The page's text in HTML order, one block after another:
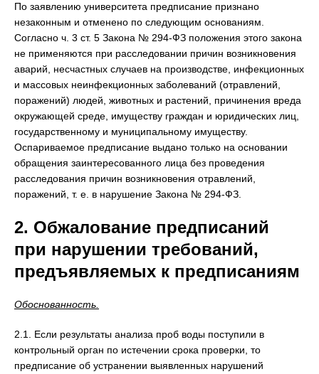
По заявлению университета предписание признано
незаконным и отменено по следующим основаниям.
Согласно ч. 3 ст. 5 Закона № 294-ФЗ положения этого закона
не применяются при расследовании причин возникновения
аварий, несчастных случаев на производстве, инфекционных
и массовых неинфекционных заболеваний (отравлений,
поражений) людей, животных и растений, причинения вреда
окружающей среде, имуществу граждан и юридических лиц,
государственному и муниципальному имуществу.
Оспариваемое предписание выдано только на основании
обращения заинтересованного лица без проведения
расследования причин возникновения отравлений,
поражений, т. е. в нарушение Закона № 294-ФЗ.
2. Обжалование предписаний
при нарушении требований,
предъявляемых к предписаниям
Обоснованность.
2.1. Если результаты анализа проб воды поступили в
контрольный орган по истечении срока проверки, то
предписание об устранении выявленных нарушений